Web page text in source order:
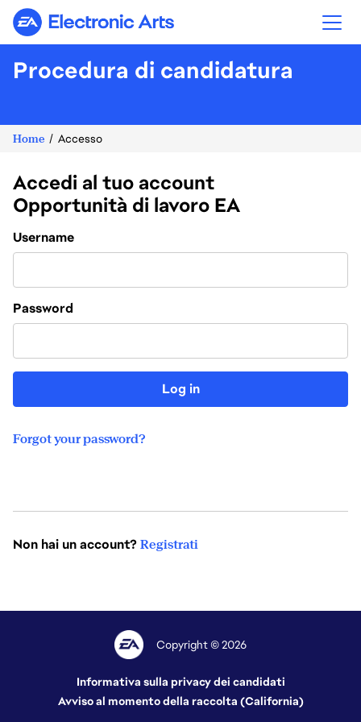
Electronic Arts
Procedura di candidatura
Home Accesso
Accedi al tuo account
Opportunità di lavoro EA
Login
Username
Password
Log in
Forgot your password?
Non hai un account? Registrati
Copyright © 2026
Informativa sulla privacy dei candidati
Avviso al momento della raccolta (California)